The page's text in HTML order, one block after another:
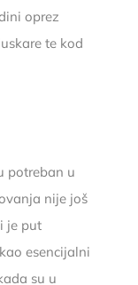
oprez
te kod
potreban u
nije još
je put
esencijalni
su u